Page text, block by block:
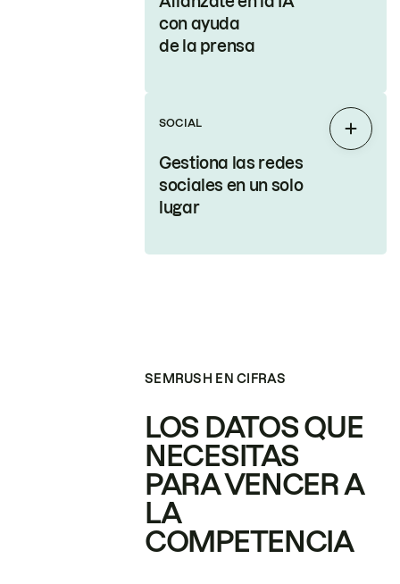
con ayuda
de la prensa
SOCIAL
Gestiona las redes
sociales en un solo
lugar
SEMRUSH EN CIFRAS
LOS DATOS QUE
NECESITAS
PARA VENCER A
LA
COMPETENCIA